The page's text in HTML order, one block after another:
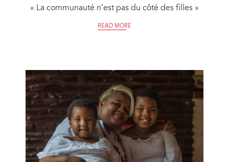
« La communauté n’est pas du côté des filles »
READ MORE